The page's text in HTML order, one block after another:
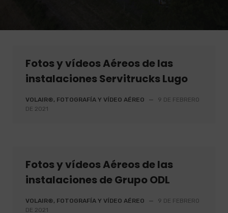
Fotos y vídeos Aéreos de las
instalaciones Servitrucks Lugo
VOLAIR®, FOTOGRAFÍA Y VÍDEO AÉREO —
9 DE FEBRERO
DE 2021
Fotos y vídeos Aéreos de las
instalaciones de Grupo ODL
VOLAIR®, FOTOGRAFÍA Y VÍDEO AÉREO —
9 DE FEBRERO
DE 2021